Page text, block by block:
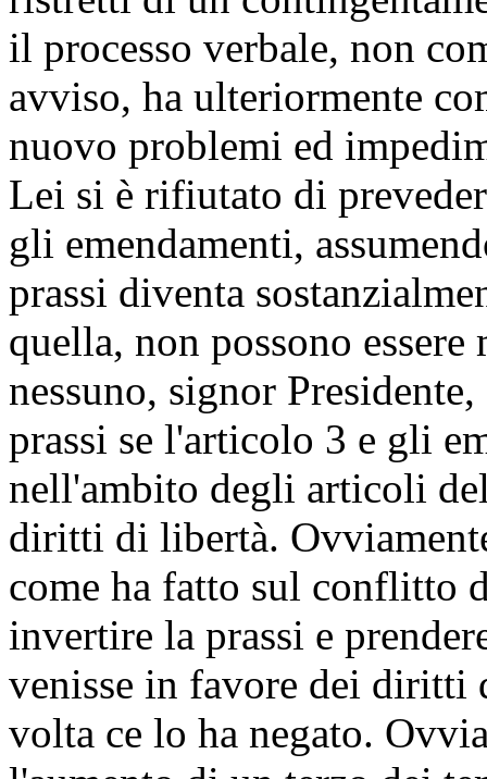
il processo verbale, non
avviso, ha ulteriormente
nuovo problemi ed
Lei si è rifiutato di
gli emendamenti,
prassi diventa
quella, non possono
nessuno, signor
prassi se l'articolo 3 e gli
nell'ambito degli articoli
diritti di libertà.
come ha fatto sul conflitto
invertire la prassi e
venisse in favore dei diritti
volta ce lo ha negato.